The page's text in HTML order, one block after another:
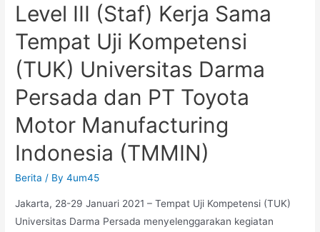
Level III (Staf) Kerja Sama
Tempat Uji Kompetensi
(TUK) Universitas Darma
Persada dan PT Toyota
Motor Manufacturing
Indonesia (TMMIN)
Berita / By4um45
Jakarta, 28-29 Januari 2021 – Tempat Uji Kompetensi (TUK)
Universitas Darma Persada menyelenggarakan kegiatan